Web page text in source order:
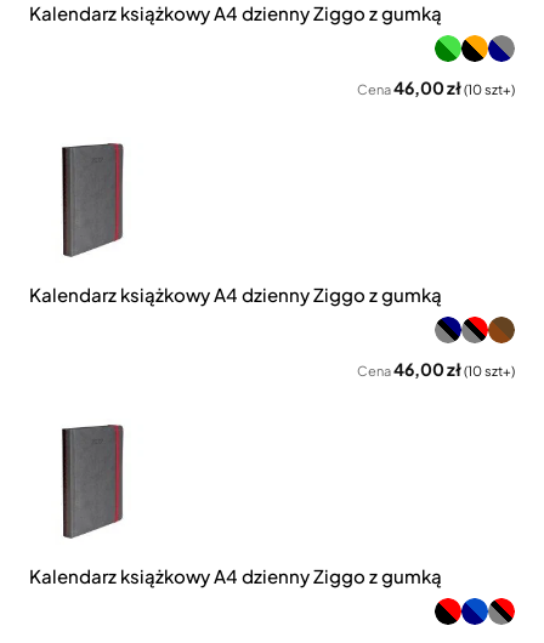
Kalendarz książkowy A4 dzienny Ziggo z gumką
Cena46,00 zł(10 szt+)
Kalendarz książkowy A4 dzienny Ziggo z gumką
Cena46,00 zł(10 szt+)
Kalendarz książkowy A4 dzienny Ziggo z gumką